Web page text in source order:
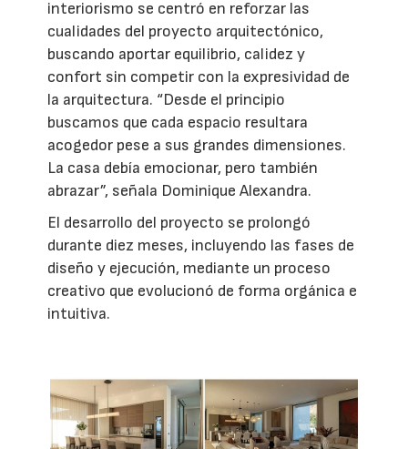
interiorismo se centró en reforzar las
cualidades del proyecto arquitectónico,
buscando aportar equilibrio, calidez y
confort sin competir con la expresividad de
la arquitectura. “Desde el principio
buscamos que cada espacio resultara
acogedor pese a sus grandes dimensiones.
La casa debía emocionar, pero también
abrazar”, señala Dominique Alexandra.
El desarrollo del proyecto se prolongó
durante diez meses, incluyendo las fases de
diseño y ejecución, mediante un proceso
creativo que evolucionó de forma orgánica e
intuitiva.